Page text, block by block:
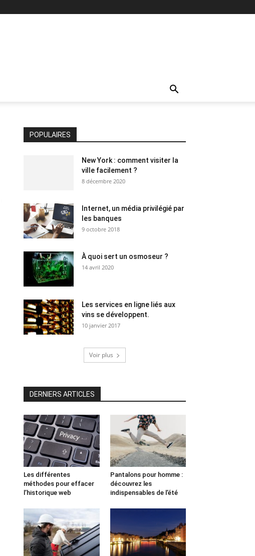
POPULAIRES
New York : comment visiter la
ville facilement ?
8 décembre 2020
Internet, un média privilégié par
les banques
9 octobre 2018
À quoi sert un osmoseur ?
14 avril 2020
Les services en ligne liés aux
vins se développent.
10 janvier 2017
Voir plus
DERNIERS ARTICLES
Les différentes
méthodes pour effacer
l’historique web
Pantalons pour homme :
découvrez les
indispensables de l’été